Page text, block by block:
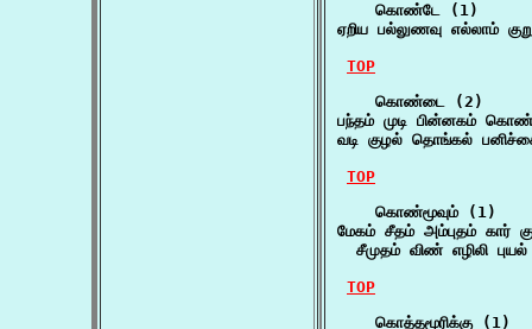
    கொண்டே (1)
ஏறிய பல்லுணவு எல்லாம்
TOP
    கொண்டை (2)
பந்தம் முடி பின்னகம்
வடி குழல் தொங்கல்
TOP
    கொண்மூவும் (1)
மேகம் சீதம் அம்புதம் கார்
சீமுதம் விண் எழிலி
TOP
    கொத்தமூரிக்கு (1)